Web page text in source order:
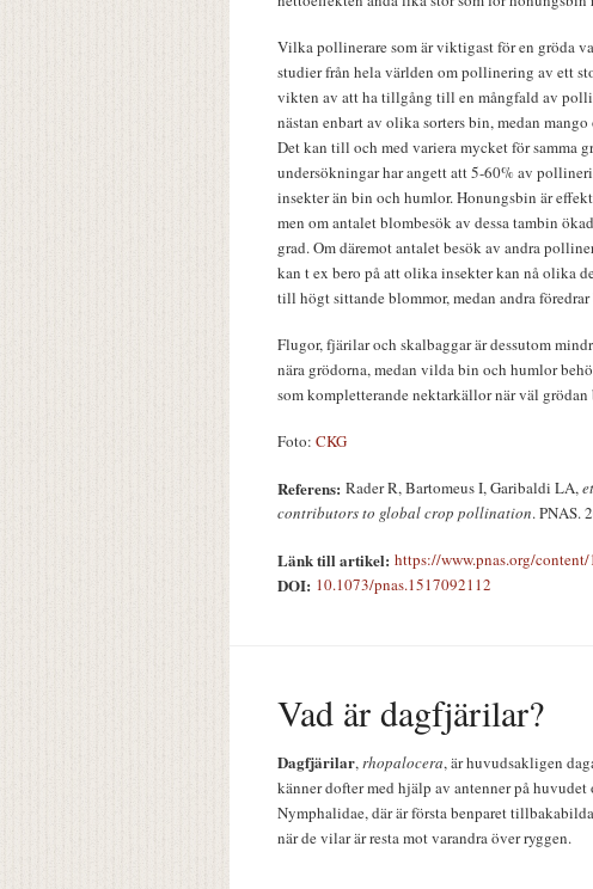
Vilka pollinerare som är viktigast för en gröda
studier från hela världen om pollinering av ett
vikten av att ha tillgång till en mångfald av
nästan enbart av olika sorters bin, medan
Det kan till och med variera mycket för samma
undersökningar har angett att 5-60% av
insekter än bin och humlor. Honungsbin är
men om antalet blombesök av dessa tambin
grad. Om däremot antalet besök av andra
kan t ex bero på att olika insekter kan nå olika
till högt sittande blommor, medan andra
Flugor, fjärilar och skalbaggar är dessutom
nära grödorna, medan vilda bin och humlor
som kompletterande nektarkällor när väl grödan
Foto: CKG
Referens: Rader R, Bartomeus I, Garibaldi LA,
contributors to global crop pollination. PNAS.
Länk till artikel: https://www.pnas.org/
DOI: 10.1073/pnas.1517092112
Vad är dagfjärilar?
Dagfjärilar,rhopalocera, är huvudsakligen
känner dofter med hjälp av antenner på
Nymphalidae, där är första benparet
när de vilar är resta mot varandra över ryggen.